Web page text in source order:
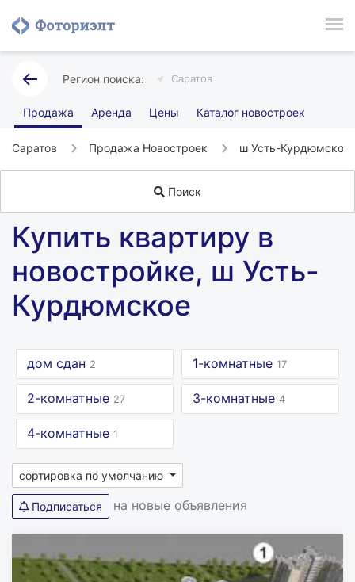
Саратов
Продажа Аренда Цены Каталог новостроек
Саратов Продажа Новостроек ш Усть-Курдюмское
Поиск
Купить квартиру в
новостройке, ш Усть-
Курдюмское
дом сдан 2 1-комнатные 17
2-комнатные 27 3-комнатные 4
4-комнатные 1
сортировка по умолчанию
Подписаться на новые объявления